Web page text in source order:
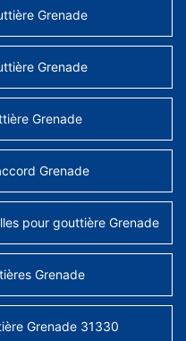
Grenade
Grenade
Grenade
Grenade
pour gouttière Grenade
Grenade
Grenade 31330